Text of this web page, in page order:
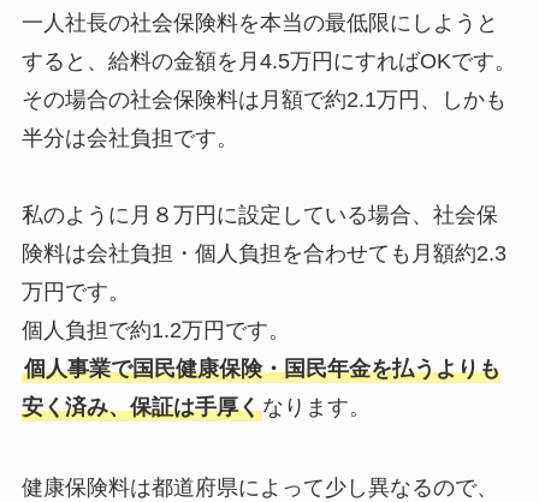
一人社長の社会保険料を本当の最低限にしようと
すると、給料の金額を月4.5万円にすればOKです。
その場合の社会保険料は月額で約2.1万円、しかも
半分は会社負担です。
私のように月８万円に設定している場合、社会保
険料は会社負担・個人負担を合わせても月額約2.3
万円です。
個人負担で約1.2万円です。
個人事業で国民健康保険・国民年金を払うよりも
安く済み、保証は手厚くなります。
健康保険料は都道府県によって少し異なるので、